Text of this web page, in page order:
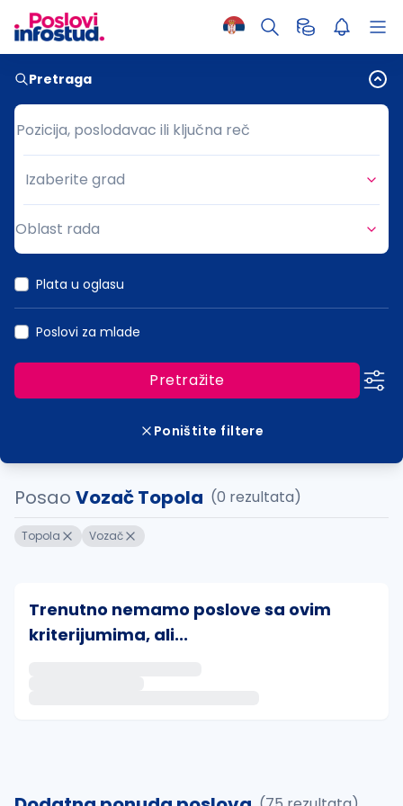
Pretraga
Pozicija, poslodavac ili ključna reč
Pozicija, poslodavac ili ključna reč
Grad
Izaberite grad
Oblast rada
Plata u oglasu
Poslovi za mlade
Pretražite
Poništite filtere
Posao Vozač Topola (0 rezultata)
Topola Vozač
Trenutno nemamo poslove sa ovim
kriterijumima, ali...